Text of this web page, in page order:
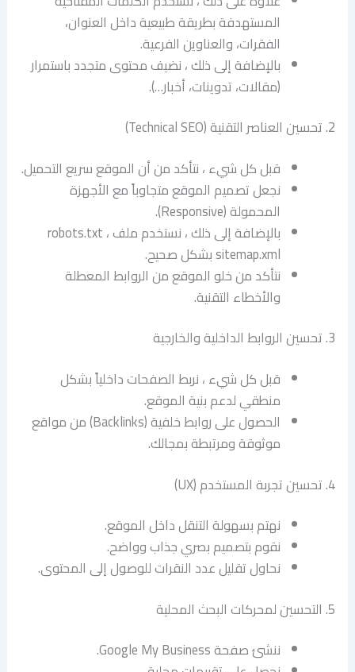
المستهدفة بطريقة طبيعية داخل العنوان،
الفقرات، والعناوين الفرعية.
بالإضافة إلى ذلك ، نضيف محتوى متجدد باستمرار
(مقالات، تدوينات، أخبار…).
2. تحسين العناصر التقنية (Technical SEO)
قبل كل شيء ، نتأكد من أن الموقع سريع التحميل.
نجعل تصميم الموقع متجاوباً مع الأجهزة
المحمولة (Responsive).
بالإضافة إلى ذلك ، نستخدم ملف robots.txt ،
sitemap.xml بشكل صحيح.
نتأكد من خلو الموقع من الروابط المعطلة
والأخطاء التقنية.
3. تحسين الروابط الداخلية والخارجية
قبل كل شيء ، نربط الصفحات داخلياً بشكل
منطقي لدعم بنية الموقع.
الحصول على روابط خلفية (Backlinks) من مواقع
موثوقة ومرتبطة بمجالك.
4. تحسين تجربة المستخدم (UX)
نهتم بسهولة التنقل داخل الموقع.
نقوم بتصميم بصري جذاب وواضح.
نحاول تقليل عدد النقرات للوصول إلى المحتوى.
5. التحسين لمحركات البحث المحلية
ننشئ صفحة Google My Business.